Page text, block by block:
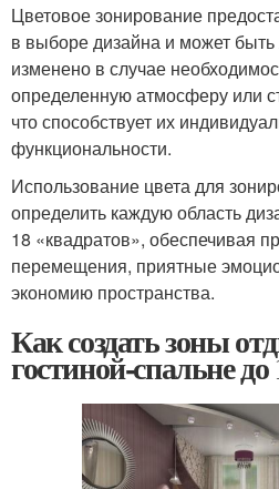
Цветовое зонирование
в выборе дизайна и может быть
изменено в случае
определенную атмосферу или
что способствует их
функциональности.
Использование цвета для
определить каждую область
18 «квадратов», обеспечивая
перемещения, приятные
экономию пространства.
Как создать зоны
гостиной-спальне